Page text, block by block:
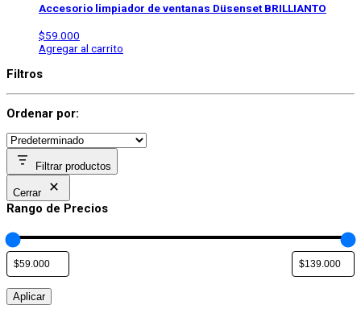
Accesorio limpiador de ventanas Düsenset BRILLIANTO
$59.000
Agregar al carrito
Filtros
Ordenar por:
Filtrar productos
Cerrar
Rango de Precios
Aplicar